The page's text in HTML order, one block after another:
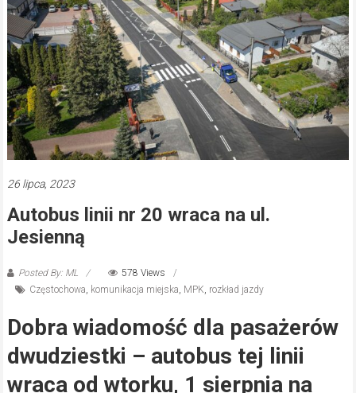
26 lipca, 2023
Autobus linii nr 20 wraca na ul.
Jesienną
Posted By: ML
578 Views
Częstochowa, komunikacja miejska, MPK, rozkład jazdy
Dobra wiadomość dla pasażerów
dwudziestki – autobus tej linii
wraca od wtorku, 1 sierpnia na